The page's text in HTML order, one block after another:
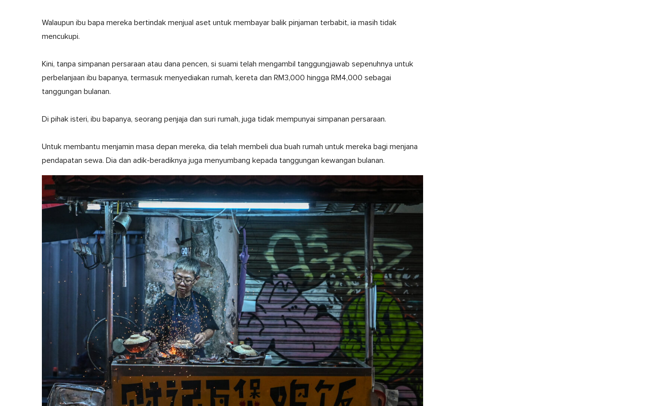
Walaupun ibu bapa mereka bertindak menjual aset untuk membayar balik pinjaman terbabit, ia masih tidak
mencukupi.
Kini, tanpa simpanan persaraan atau dana pencen, si suami telah mengambil tanggungjawab sepenuhnya untuk
perbelanjaan ibu bapanya, termasuk menyediakan rumah, kereta dan RM3,000 hingga RM4,000 sebagai
tanggungan bulanan.
Di pihak isteri, ibu bapanya, seorang penjaja dan suri rumah, juga tidak mempunyai simpanan persaraan.
Untuk membantu menjamin masa depan mereka, dia telah membeli dua buah rumah untuk mereka bagi menjana
pendapatan sewa. Dia dan adik-beradiknya juga menyumbang kepada tanggungan kewangan bulanan.